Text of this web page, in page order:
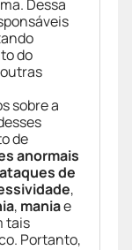
Dessa
do
sobre a
de
anormais
ataques de
,
, maniae
tais
Portanto,